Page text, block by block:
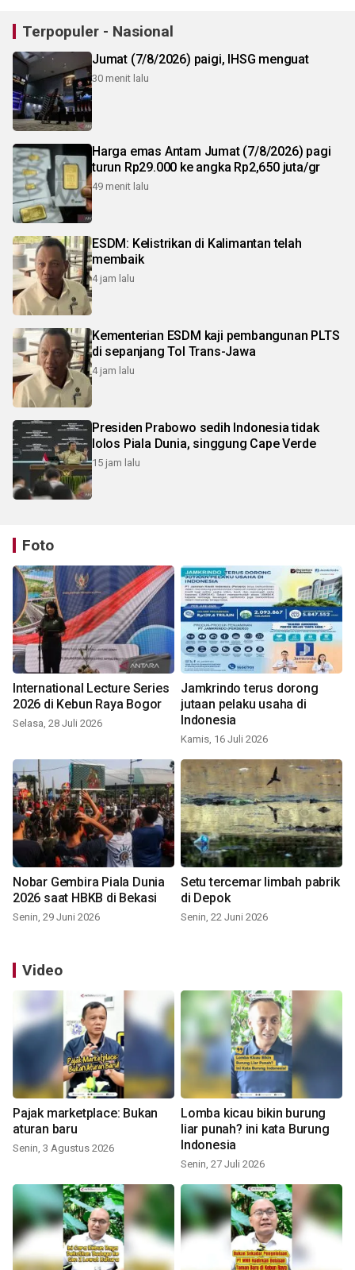
Terpopuler - Nasional
Jumat (7/8/2026) paigi, IHSG menguat
30 menit lalu
Harga emas Antam Jumat (7/8/2026) pagi
turun Rp29.000 ke angka Rp2,650 juta/gr
49 menit lalu
ESDM: Kelistrikan di Kalimantan telah
membaik
4 jam lalu
Kementerian ESDM kaji pembangunan PLTS
di sepanjang Tol Trans-Jawa
4 jam lalu
Presiden Prabowo sedih Indonesia tidak
lolos Piala Dunia, singgung Cape Verde
15 jam lalu
Foto
International Lecture Series
2026 di Kebun Raya Bogor
Selasa, 28 Juli 2026
Jamkrindo terus dorong
jutaan pelaku usaha di
Indonesia
Kamis, 16 Juli 2026
Nobar Gembira Piala Dunia
2026 saat HBKB di Bekasi
Senin, 29 Juni 2026
Setu tercemar limbah pabrik
di Depok
Senin, 22 Juni 2026
Video
Pajak marketplace: Bukan
aturan baru
Senin, 3 Agustus 2026
Lomba kicau bikin burung
liar punah? ini kata Burung
Indonesia
Senin, 27 Juli 2026